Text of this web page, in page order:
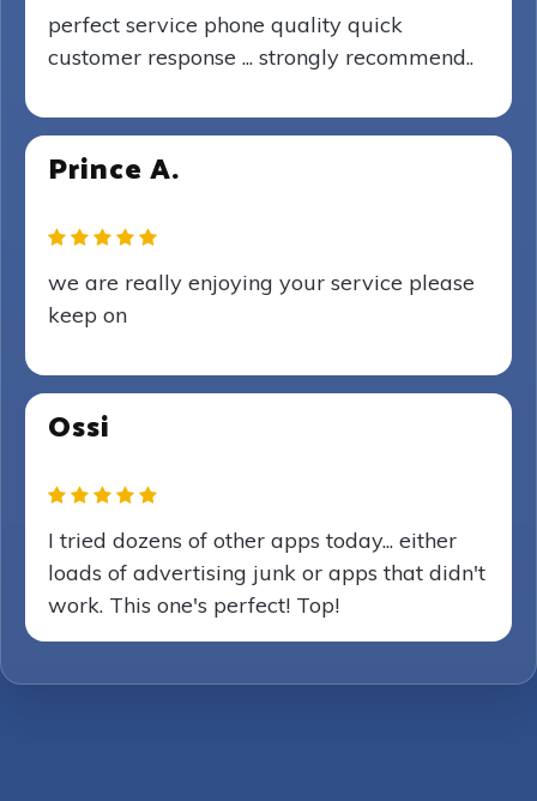
perfect service phone quality quick
customer response ... strongly recommend..
Prince A.
we are really enjoying your service please
keep on
Ossi
I tried dozens of other apps today... either
loads of advertising junk or apps that didn't
work. This one's perfect! Top!